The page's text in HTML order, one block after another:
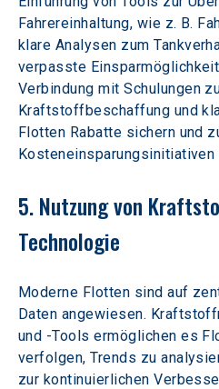
Fahrereinhaltung, wie z. B.
klare Analysen zum
verpasste
Verbindung mit Schulungen
Kraftstoffbeschaffung und
Flotten Rabatte sichern und
Kosteneinsparungsinitiativen
5. Nutzung von
Technologie
Moderne Flotten sind auf
Daten angewiesen.
und -Tools ermöglichen es
verfolgen, Trends zu
zur kontinuierlichen